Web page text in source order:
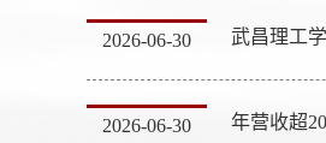
2026-06-30 武昌理工
2026-06-30 年营收超